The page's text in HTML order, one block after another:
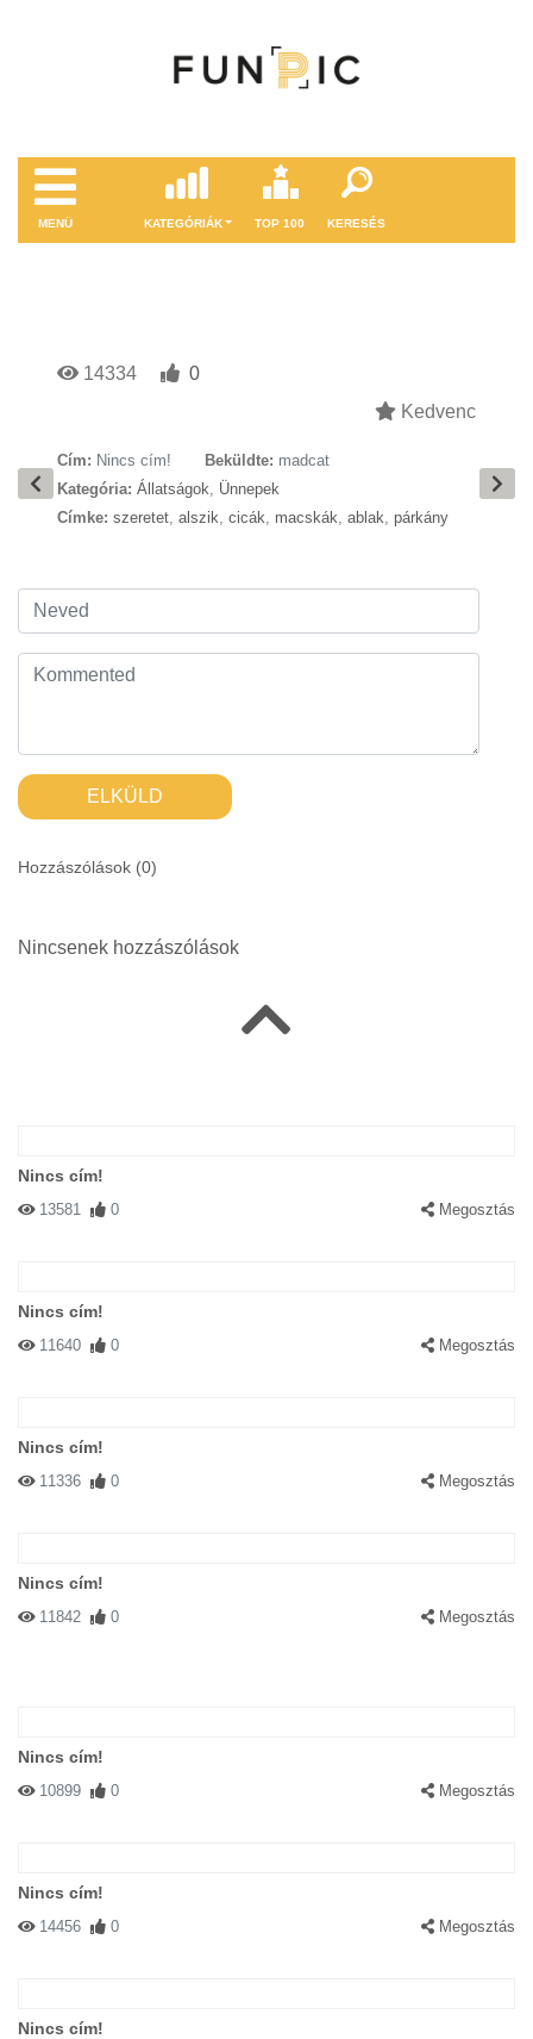
MENÜ KATEGÓRIÁK TOP 100 KERESÉS
14334
0
Kedvenc
Cím: Nincs cím! Beküldte: madcat
Kategória: Állatságok, Ünnepek
Címke: szeretet, alszik, cicák, macskák, ablak, párkány
ELKÜLD
Hozzászólások (0)
Nincsenek hozzászólások
Nincs cím!
13581 0 Megosztás
Nincs cím!
11640 0 Megosztás
Nincs cím!
11336 0 Megosztás
Nincs cím!
11842 0 Megosztás
Nincs cím!
10899 0 Megosztás
Nincs cím!
14456 0 Megosztás
Nincs cím!